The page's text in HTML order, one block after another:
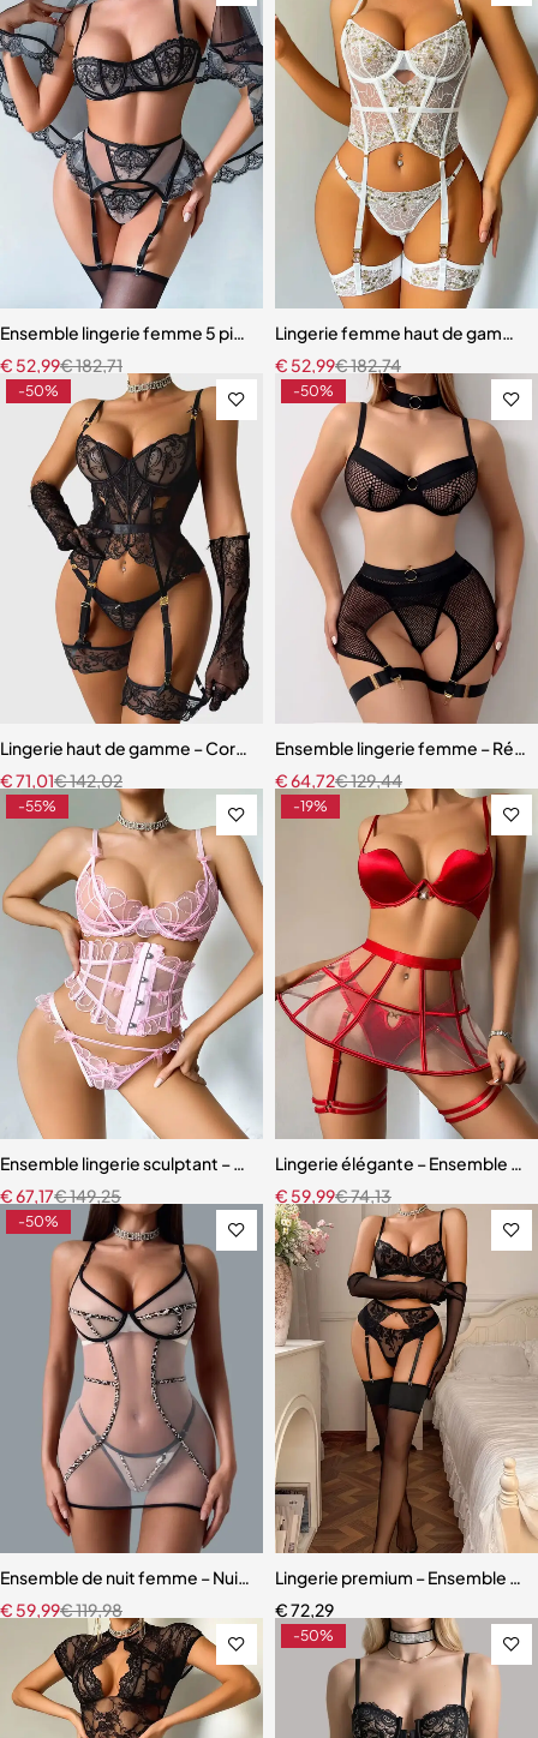
Ensemble lingerie femme 5 pièces – Dentelle brodée florale avec
€182,71
€ 52,99
Lingerie femme haut de
€182,74
€ 52,99
-50%
Lingerie haut de gamme – Corset en dentelle avec string,
€142,02
€71,01
-50%
Ensemble lingerie femme –
€129,44
€64,72
-55%
Ensemble lingerie sculptant – Taille ajustée et broderie florale
€149,25
€67,17
-19%
Lingerie élégante – Ensemble
€74,13
€ 59,99
-50%
Ensemble de nuit femme – Nuisette léopard avec coupe fluide et
€119,98
€ 59,99
Lingerie premium – Ensemble
€72,29
-50%